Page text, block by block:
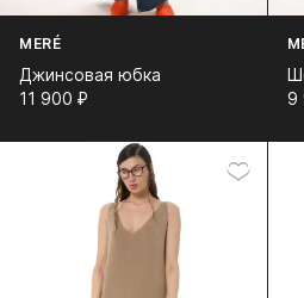
MERÉ
Джинсовая юбка
11 900⁠ ⁠₽
9